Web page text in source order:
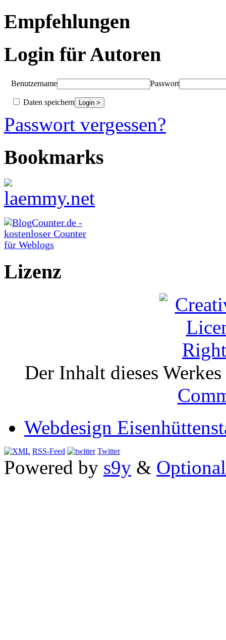
Empfehlungen
Login für Autoren
Benutzername Passwort
Daten speichern
Passwort vergessen?
Bookmarks
Lizenz
Der Inhalt dieses
Webdesign
RSS-Feed Twitter
Powered by s9y &